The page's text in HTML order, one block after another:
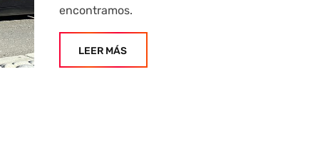
encontramos.
LEER MÁS